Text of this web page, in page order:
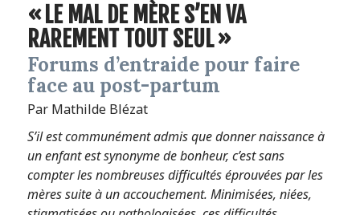
« LE MAL DE MÈRE S’EN VA
RAREMENT TOUT SEUL »
Forums d’entraide pour faire
face au post-partum
Par Mathilde Blézat
S’il est communément admis que donner naissance à
un enfant est synonyme de bonheur, c’est sans
compter les nombreuses difficultés éprouvées par les
mères suite à un accouchement. Minimisées, niées,